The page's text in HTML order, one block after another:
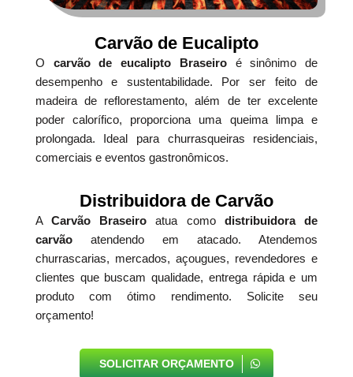
Carvão de Eucalipto
O carvão de eucalipto Braseiroé sinônimo de
desempenho e sustentabilidade. Por ser feito de
madeira de reflorestamento, além de ter excelente
poder calorífico, proporciona uma queima limpa e
prolongada. Ideal para churrasqueiras residenciais,
comerciais e eventos gastronômicos.
Distribuidora de Carvão
ACarvão Braseiro atua como distribuidora de
carvãoatendendo em atacado. Atendemos
churrascarias, mercados, açougues, revendedores e
clientes que buscam qualidade, entrega rápida e um
produto com ótimo rendimento. Solicite seu
orçamento!
SOLICITAR ORÇAMENTO